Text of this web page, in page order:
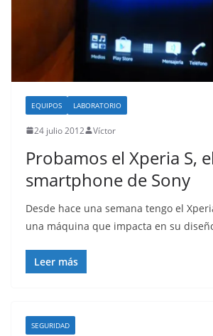
EQUIPOS LABORATORIO
24 julio 2012 Víctor
Probamos el Xperia S,
smartphone de Sony
Desde hace una semana tengo el
una máquina que impacta en su
Leer más
SEGURIDAD